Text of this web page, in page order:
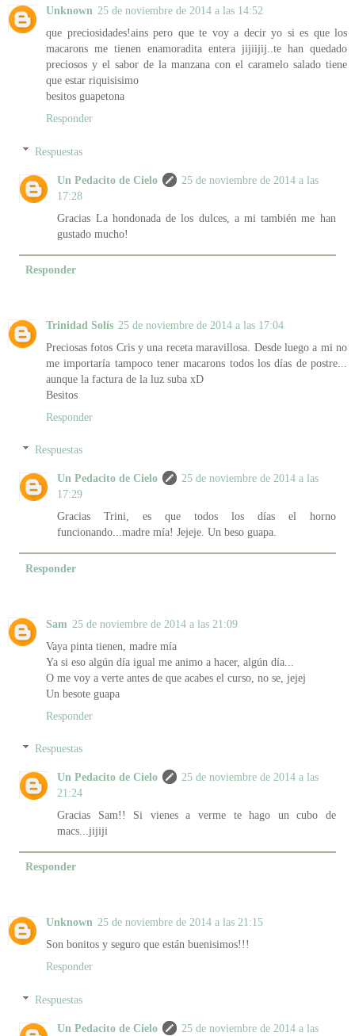
Unknown 25 de noviembre de 2014 a las 14:52
que preciosidades!ains pero que te voy a decir yo si es que los
macarons me tienen enamoradita entera jijiijij..te han quedado
preciosos y el sabor de la manzana con el caramelo salado tiene
que estar riquisisimo
besitos guapetona
Responder
Respuestas
Un Pedacito de Cielo
25 de noviembre de 2014 a las
17:28
Gracias La hondonada de los dulces, a mi también me han
gustado mucho!
Responder
Trinidad Solís 25 de noviembre de 2014 a las 17:04
Preciosas fotos Cris y una receta maravillosa. Desde luego a mi no
me importaría tampoco tener macarons todos los días de postre...
aunque la factura de la luz suba xD
Besitos
Responder
Respuestas
Un Pedacito de Cielo
25 de noviembre de 2014 a las
17:29
Gracias Trini, es que todos los días el horno
funcionando...madre mía! Jejeje. Un beso guapa.
Responder
Sam 25 de noviembre de 2014 a las 21:09
Vaya pinta tienen, madre mía
Ya si eso algún día igual me animo a hacer, algún día...
O me voy a verte antes de que acabes el curso, no se, jejej
Un besote guapa
Responder
Respuestas
Un Pedacito de Cielo
25 de noviembre de 2014 a las
21:24
Gracias Sam!! Si vienes a verme te hago un cubo de
macs...jijiji
Responder
Unknown 25 de noviembre de 2014 a las 21:15
Son bonitos y seguro que están buenisimos!!!
Responder
Respuestas
Un Pedacito de Cielo
25 de noviembre de 2014 a las